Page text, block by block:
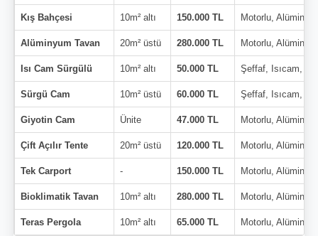
Kış Bahçesi 10m² altı 150.000 TL Motorlu,
Alüminyum Tavan 20m² üstü 280.000 TL Motorlu,
Isı Cam Sürgülü 10m² altı 50.000 TL Şeffaf, Isıcam,
Sürgü Cam 10m² üstü 60.000 TL Şeffaf, Isıcam,
Giyotin Cam Ünite 47.000 TL Motorlu,
Çift Açılır Tente 20m² üstü 120.000 TL Motorlu,
Tek Carport - 150.000 TL Motorlu,
Bioklimatik Tavan 10m² altı 280.000 TL Motorlu,
Teras Pergola 10m² altı 65.000 TL Motorlu,